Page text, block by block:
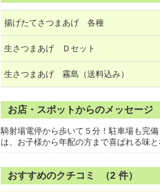
揚げたてさつまあげ 各種
生さつまあげ Ｄセット
生さつまあげ 霧島（送料込み）
お店・スポットからのメッセージ
騎射場電停から歩いて５分！駐車場も完
は、お子様から年配の方まで喜ばれる味と
おすすめのクチコミ （2 件）